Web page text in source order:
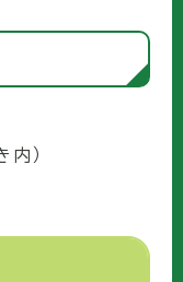
内）